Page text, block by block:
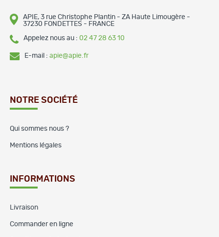
APIE, 3 rue Christophe Plantin - ZA Haute Limougère -
37230 FONDETTES - FRANCE
Appelez nous au : 02 47 28 63 10
E-mail : apie@apie.fr
NOTRE SOCIÉTÉ
Qui sommes nous ?
Mentions légales
INFORMATIONS
Livraison
Commander en ligne